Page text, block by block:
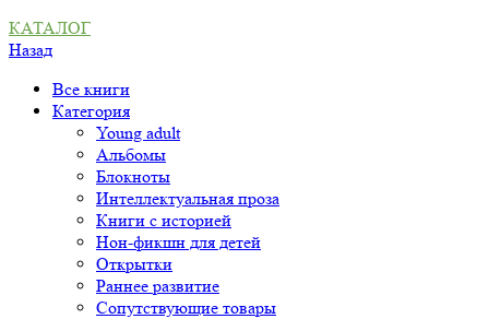
КАТАЛОГ
Назад
Все книги
Категория
Young adult
Альбомы
Блокноты
Интеллектуальная проза
Книги с историей
Нон-фикшн для детей
Открытки
Раннее развитие
Сопутствующие товары